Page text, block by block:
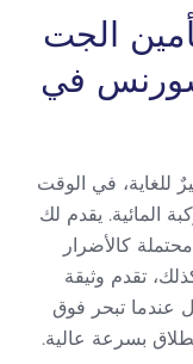
الجت
في
للغاية، في الوقت
المائية. يقدم لك
كالأضرار
تقدم وثيقة
عندما تبحر فوق
بسرعة عالية.